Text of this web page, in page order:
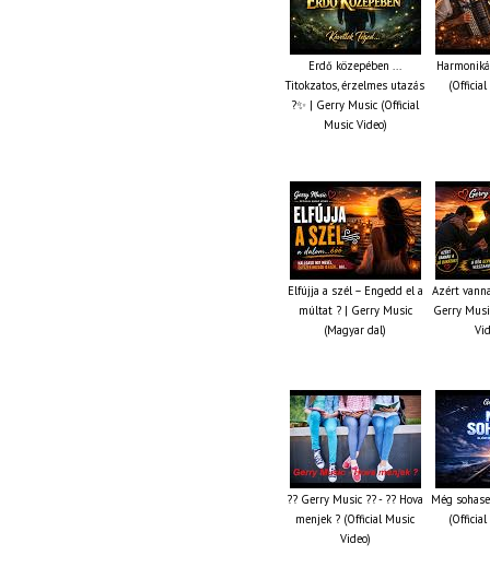
Erdő közepében ...
Titokzatos, érzelmes utazás
?✨ | Gerry Music (Official
Music Video)
(Official
Elfújja a szél – Engedd el a
múltat ? | Gerry Music
(Magyar dal)
Azért
Gerry
?? Gerry Music ?? - ?? Hova
menjek ? (Official Music
Video)
Még
(Official